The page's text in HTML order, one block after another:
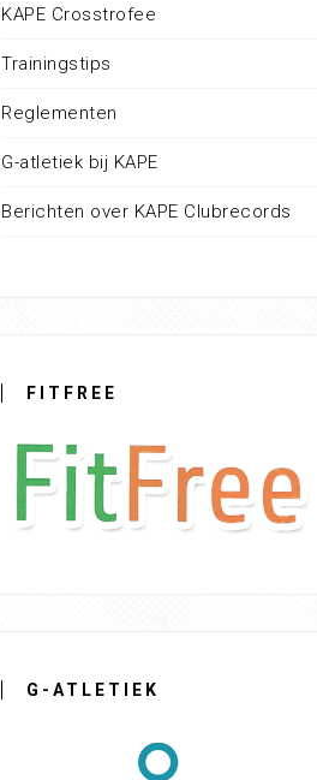
KAPE Crosstrofee
Trainingstips
Reglementen
G-atletiek bij KAPE
Berichten over KAPE Clubrecords
FITFREE
G-ATLETIEK